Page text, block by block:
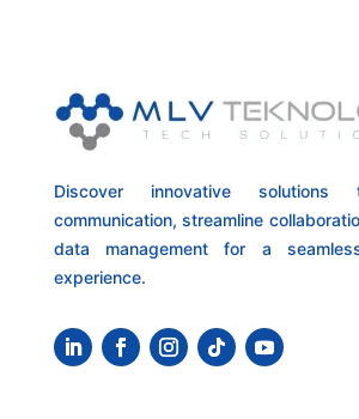
Discover innovative solutions
communication, streamline
data management for a
experience.